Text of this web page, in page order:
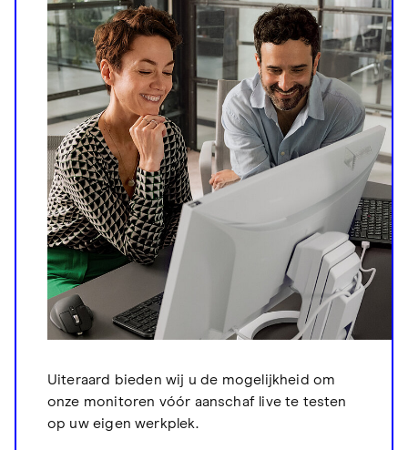
Uiteraard bieden wij u de mogelijkheid om
onze monitoren vóór aanschaf live te testen
op uw eigen werkplek.